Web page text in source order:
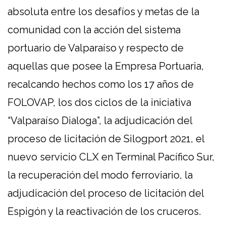
absoluta entre los desafíos y metas de la
comunidad con la acción del sistema
portuario de Valparaíso y respecto de
aquellas que posee la Empresa Portuaria,
recalcando hechos como los 17 años de
FOLOVAP, los dos ciclos de la iniciativa
“Valparaíso Dialoga”, la adjudicación del
proceso de licitación de Silogport 2021, el
nuevo servicio CLX en Terminal Pacífico Sur,
la recuperación del modo ferroviario, la
adjudicación del proceso de licitación del
Espigón y la reactivación de los cruceros.